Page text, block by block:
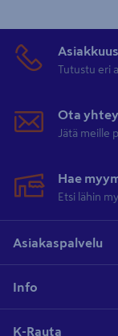
Asiakkuus
Tutustu eri
Ota
Jätä meille
Hae
Etsi lähin
Asiakaspalvelu
Info
K-Rauta